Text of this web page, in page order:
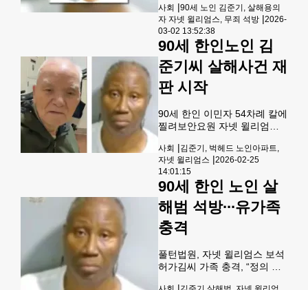
증거 제시 못해 지난 2024년
9월 벅헤드 노인 아파트에서
피살된 한인 김준기(당시 90
세)씨 살해 용의자로 체포 기
소된 같은 아파트 보안요원에
게 무죄가 선고됐다.풀턴 카운
티 고등법원은 지난달 27일 이
사건 선고 공판에서 배심원단
은 1시간여의 평의 끝에 보안
요원 자넷 윌리엄스(당시 65
세,사진)에게 적용된 살인혐의
와 가중폭행 등 모든 혐의에 대
해 무죄 평결을 내렸다.이후 주
심 벨린다 에드워즈 판사도 배
심원 평결을 수용해 18개월
사회 |90세 노인 김준기, 살해용의
자 자넷 윌리엄스, 무죄 석방 |2026-
03-02 13:52:38
90세 한인노인 김
준기씨 살해사건 재
판 시작
90세 한인 이민자 54차례 칼에
찔려보안요원 자넷 윌리엄스
의 한 노인 아파트에서 90세
한인 김춘기 씨를 잔혹하게 살
해한 혐의를 받는 전직 보안요
원의 재판이 시작된 가운데, 법
정에서는 목격자의 오열과 충
격적인 증거들이 쏟아졌다고
애틀랜타 저널 컨스티튜션
(AJC)이 25일 보도했다.사건
발생 16개월 만인 지난 화요일
오후, 풀턴 카운티 법정에서 김
씨의 전직 간병인 세실리아 남
씨는 피고인석에 앉은 자넷 윌
사회 |김준기, 벅헤드 노인아파트,
자넷 윌리엄스 |2026-02-25
14:01:15
90세 한인 노인 살
해범 석방∙∙∙유가족
충격
풀턴법원, 자넷 윌리엄스 보석
허가김씨 가족 충격, “정의 실
사회
김준기 살해범, 자넷 윌리엄